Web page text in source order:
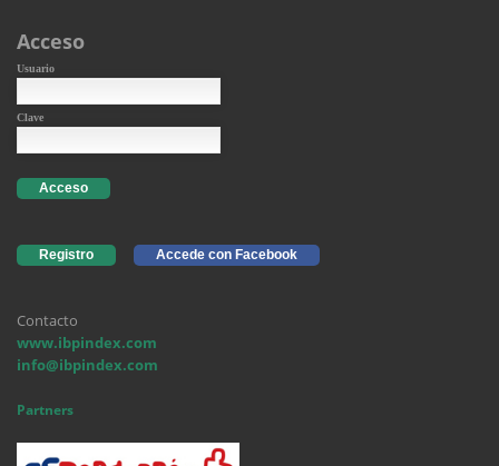
Acceso
Usuario
Clave
Acceso
Registro Accede con Facebook
Contacto
www.ibpindex.com
info@ibpindex.com
Partners